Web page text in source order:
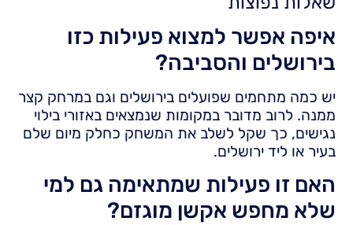
איפה אפשר למצוא פעילות כזו
בירושלים והסביבה?
יש כמה מתחמים שפועלים בירושלים וגם במרחק קצר
ממנה. לרוב מדובר במקומות שנמצאים באזורי בילוי
נגישים, כך שקל לשלב את המשחק כחלק מיום שלם
בעיר או ליד ירושלים.
האם זו פעילות שמתאימה גם למי
שלא מחפש אקשן מוגזם?